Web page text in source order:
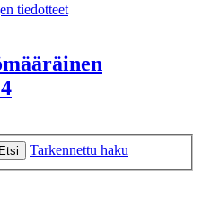
tiedotteet
Etsi
Tarkennettu haku